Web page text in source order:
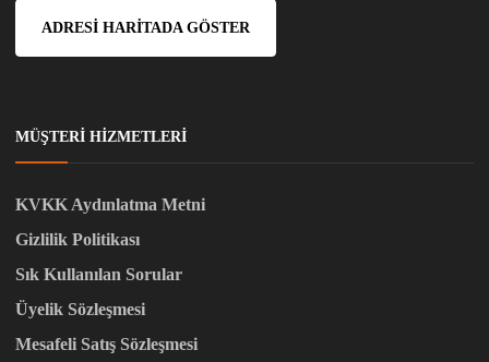
ADRESI HARITADA GÖSTER
MÜŞTERI HIZMETLERI
KVKK Aydınlatma Metni
Gizlilik Politikası
Sık Kullanılan Sorular
Üyelik Sözleşmesi
Mesafeli Satış Sözleşmesi